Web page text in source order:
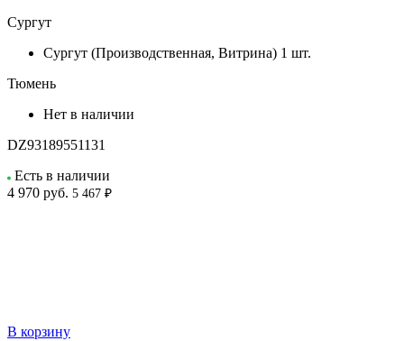
Сургут
Сургут (Производственная, Витрина) 1 шт.
Тюмень
Нет в наличии
DZ93189551131
Есть в наличии
4 970 руб. 5 467 ₽
В корзину